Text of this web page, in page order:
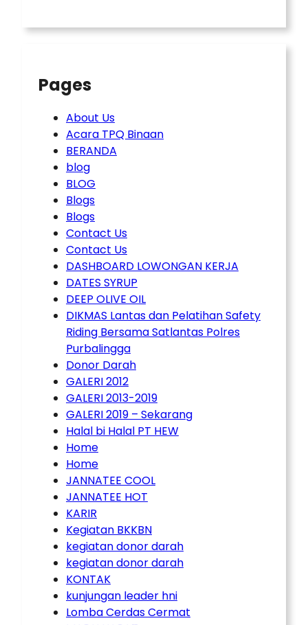
Pages
About Us
Acara TPQ Binaan
BERANDA
blog
BLOG
Blogs
Blogs
Contact Us
Contact Us
DASHBOARD LOWONGAN KERJA
DATES SYRUP
DEEP OLIVE OIL
DIKMAS Lantas dan Pelatihan Safety
Riding Bersama Satlantas Polres
Purbalingga
Donor Darah
GALERI 2012
GALERI 2013-2019
GALERI 2019 – Sekarang
Halal bi Halal PT HEW
Home
Home
JANNATEE COOL
JANNATEE HOT
KARIR
Kegiatan BKKBN
kegiatan donor darah
kegiatan donor darah
KONTAK
kunjungan leader hni
Lomba Cerdas Cermat